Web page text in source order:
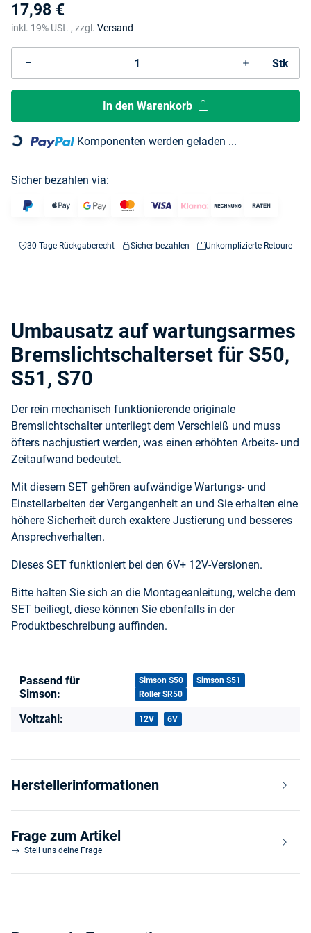
17,98 €
inkl. 19% USt. , zzgl. Versand
Stk
In den Warenkorb
Loading... Komponenten werden geladen ...
Sicher bezahlen via:
30 Tage Rückgaberecht Sicher bezahlen Unkomplizierte Retoure
Umbausatz auf wartungsarmes
Bremslichtschalterset für S50,
S51, S70
Der rein mechanisch funktionierende originale
Bremslichtschalter unterliegt dem Verschleiß und muss
öfters nachjustiert werden, was einen erhöhten Arbeits- und
Zeitaufwand bedeutet.
Mit diesem SET gehören aufwändige Wartungs- und
Einstellarbeiten der Vergangenheit an und Sie erhalten eine
höhere Sicherheit durch exaktere Justierung und besseres
Ansprechverhalten.
Dieses SET funktioniert bei den 6V+ 12V-Versionen.
Bitte halten Sie sich an die Montageanleitung, welche dem
SET beiliegt, diese können Sie ebenfalls in der
Produktbeschreibung auffinden.
Produkteigenschaft
Wert
Passend für
Simson:
Simson S50
Simson S51
Roller SR50
Voltzahl: 12V 6V
Herstellerinformationen
Frage zum Artikel
Stell uns deine Frage